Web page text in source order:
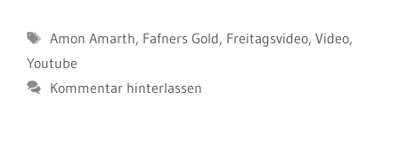
Schlagwörter
Amon Amarth, Fafners Gold, Freitagsvideo, Video,
Youtube
Kommentar hinterlassen